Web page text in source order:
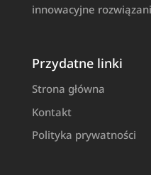
innowacyjne
Przydatne linki
Strona główna
Kontakt
Polityka prywatności